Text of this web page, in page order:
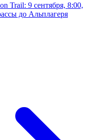
Trail: 9 сентября, 8:00,
до Альплагеря